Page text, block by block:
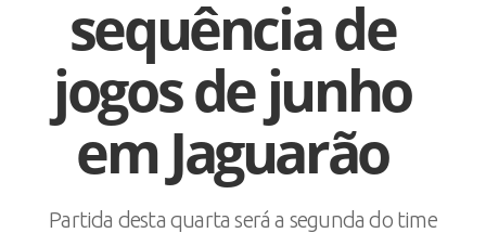
sequência de
jogos de junho
em Jaguarão
Partida desta quarta será a segunda do time